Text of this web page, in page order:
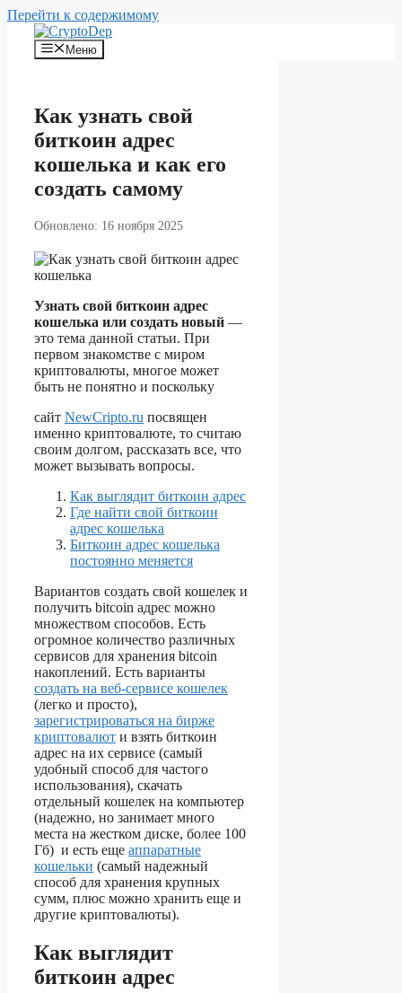
Перейти к содержимому
Меню
Как узнать свой
биткоин адрес
кошелька и как его
создать самому
Обновлено: 16 ноября 2025
Узнать свой биткоин адрес
кошелька или создать новый —
это тема данной статьи. При
первом знакомстве с миром
криптовалюты, многое может
быть не понятно и поскольку
сайт NewCripto.ru посвящен
именно криптовалюте, то считаю
своим долгом, рассказать все, что
может вызывать вопросы.
Как выглядит биткоин адрес
Где найти свой биткоин
адрес кошелька
Биткоин адрес кошелька
постоянно меняется
Вариантов создать свой кошелек и
получить bitcoin адрес можно
множеством способов. Есть
огромное количество различных
сервисов для хранения bitcoin
накоплений. Есть варианты
создать на веб-сервисе кошелек
(легко и просто),
зарегистрироваться на бирже
криптовалют и взять биткоин
адрес на их сервисе (самый
удобный способ для частого
использования), скачать
отдельный кошелек на компьютер
(надежно, но занимает много
места на жестком диске, более 100
Гб) и есть еще аппаратные
кошельки (самый надежный
способ для хранения крупных
сумм, плюс можно хранить еще и
другие криптовалюты).
Как выглядит
биткоин адрес